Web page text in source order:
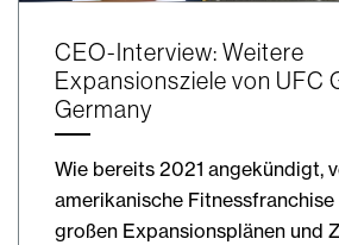
CEO-Interview: Weitere
Expansionsziele von UFC
Germany
Wie bereits 2021 angekündigt,
amerikanische Fitnessfranchise
großen Expansionsplänen und